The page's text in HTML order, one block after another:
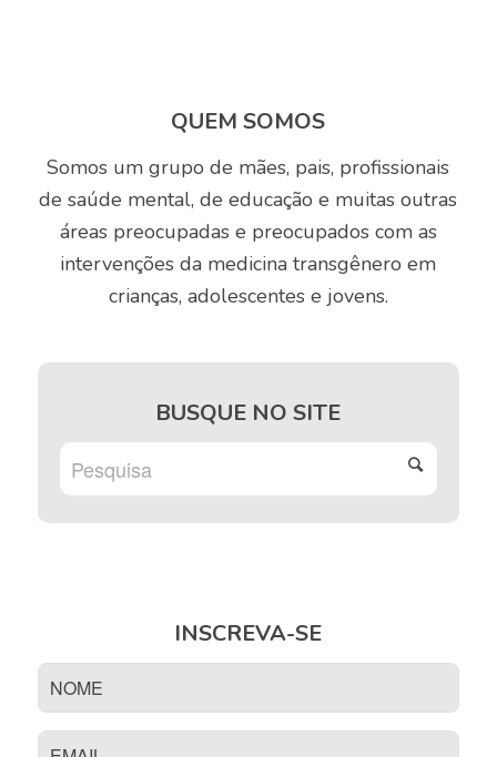
QUEM SOMOS
Somos um grupo de mães, pais, profissionais
de saúde mental, de educação e muitas outras
áreas preocupadas e preocupados com as
intervenções da medicina transgênero em
crianças, adolescentes e jovens.
BUSQUE NO SITE
INSCREVA-SE